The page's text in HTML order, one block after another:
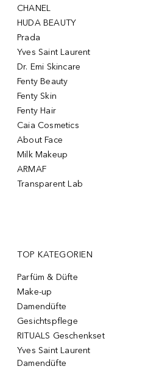
CHANEL
HUDA BEAUTY
Prada
Yves Saint Laurent
Dr. Emi Skincare
Fenty Beauty
Fenty Skin
Fenty Hair
Caia Cosmetics
About Face
Milk Makeup
ARMAF
Transparent Lab
TOP KATEGORIEN
Parfüm & Düfte
Make-up
Damendüfte
Gesichtspflege
RITUALS Geschenkset
Yves Saint Laurent
Damendüfte